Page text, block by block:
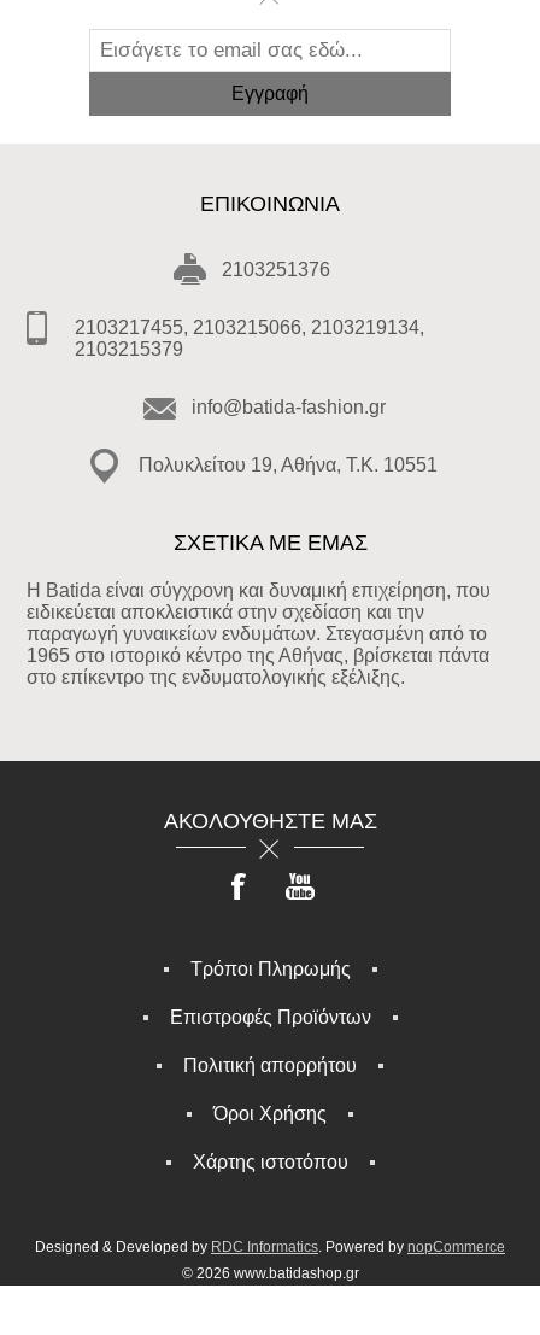
ΕΠΙΚΟΙΝΩΝΊΑ
2103251376
2103217455, 2103215066, 2103219134,
2103215379
info@batida-fashion.gr
Πολυκλείτου 19, Αθήνα, T.K. 10551
ΣΧΕΤΙΚΑ ΜΕ ΕΜΑΣ
Η Batida είναι σύγχρονη και δυναμική επιχείρηση, που
ειδικεύεται αποκλειστικά στην σχεδίαση και την
παραγωγή γυναικείων ενδυμάτων. Στεγασμένη από το
1965 στο ιστορικό κέντρο της Αθήνας, βρίσκεται πάντα
στο επίκεντρο της ενδυματολογικής εξέλιξης.
ΑΚΟΛΟΥΘΉΣΤΕ ΜΑΣ
Τρόποι Πληρωμής
Επιστροφές Προϊόντων
Πολιτική απορρήτου
Όροι Χρήσης
Χάρτης ιστοτόπου
Designed & Developed by RDC Informatics. Powered by nopCommerce
© 2026 www.batidashop.gr